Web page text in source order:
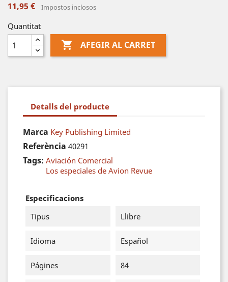
11,95 € Impostos inclosos
Quantitat
 AFEGIR AL CARRET
Detalls del producte
Marca Key Publishing Limited
Referència 40291
Tags: Aviación Comercial
Los especiales de Avion Revue
Especificacions
Tipus
Llibre
Idioma Español
Págines 84